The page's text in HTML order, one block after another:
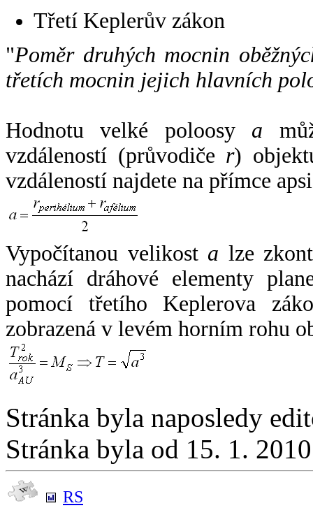
Třetí Keplerův zákon
"Poměr druhých mocnin
třetích mocnin jejich hlavních
Hodnotu velké poloosy a
vzdáleností (průvodiče r)
vzdáleností najdete na přímce
Vypočítanou velikost a lze
nachází dráhové elementy
pomocí třetího Keplerova
zobrazená v levém horním rohu
Stránka byla naposledy
Stránka byla od 15. 1.
RS